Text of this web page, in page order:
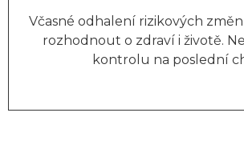
Včasné odhalení rizikových
rozhodnout o zdraví i životě.
kontrolu na poslední